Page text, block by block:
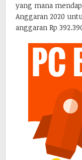
yang mana
Anggaran 2020
anggaran Rp